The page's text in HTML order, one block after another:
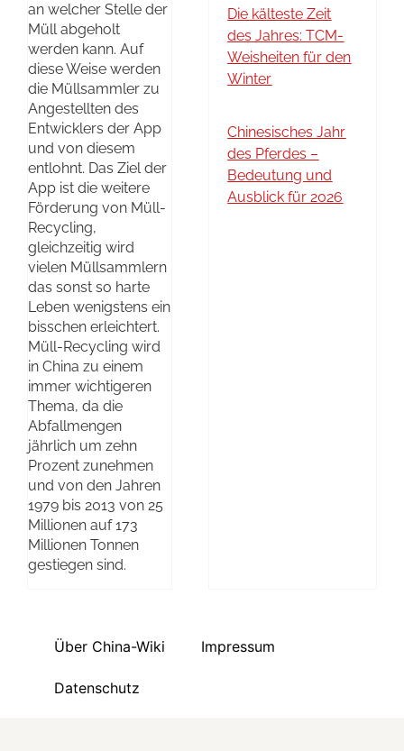
an welcher Stelle der
Müll abgeholt
werden kann. Auf
diese Weise werden
die Müllsammler zu
Angestellten des
Entwicklers der App
und von diesem
entlohnt. Das Ziel der
App ist die weitere
Förderung von Müll-
Recycling,
gleichzeitig wird
vielen Müllsammlern
das sonst so harte
Leben wenigstens ein
bisschen erleichtert.
Müll-Recycling wird
in China zu einem
immer wichtigeren
Thema, da die
Abfallmengen
jährlich um zehn
Prozent zunehmen
und von den Jahren
1979 bis 2013 von 25
Millionen auf 173
Millionen Tonnen
gestiegen sind.
Die kälteste Zeit
des Jahres: TCM-
Weisheiten für den
Winter
Chinesisches Jahr
des Pferdes –
Bedeutung und
Ausblick für 2026
Über China-Wiki Impressum
Datenschutz